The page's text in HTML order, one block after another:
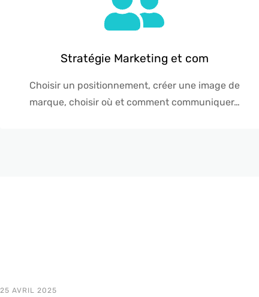
Stratégie Marketing et com
Choisir un positionnement, créer une image de
marque, choisir où et comment communiquer…
25 AVRIL 2025